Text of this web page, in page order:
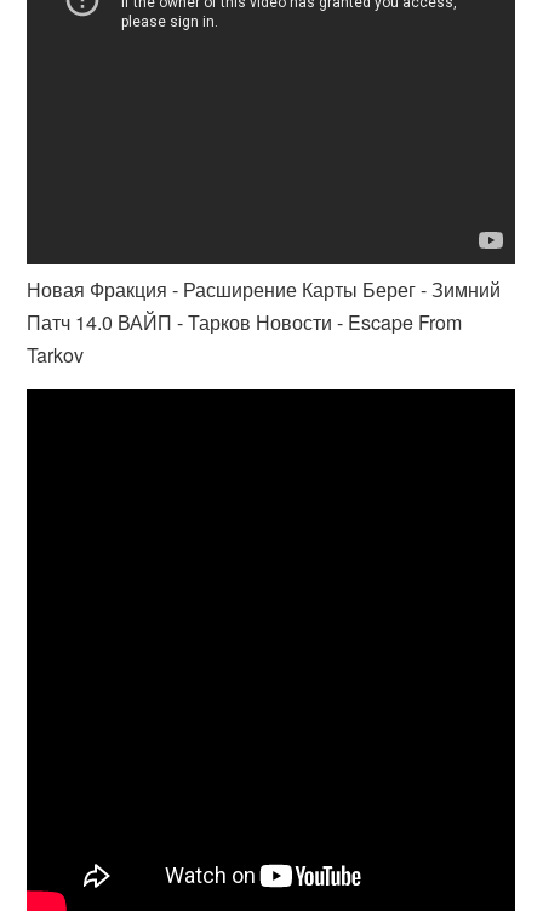
Новая Фракция - Расширение Карты Берег - Зимний
Патч 14.0 ВАЙП - Тарков Новости - Escape From
Tarkov